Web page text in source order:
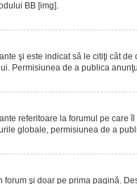
BB [img].
şi este indicat să le citiţi cât
Permisiunea de a publica
referitoare la forumul pe care
globale, permisiunea de a
şi doar pe prima pagină.